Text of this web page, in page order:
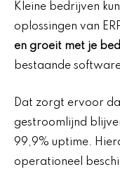
Kleine bedrijven
oplossingen van
en groeit met je
bestaande
Dat zorgt ervoor
gestroomlijnd
99,9% uptime.
operationeel